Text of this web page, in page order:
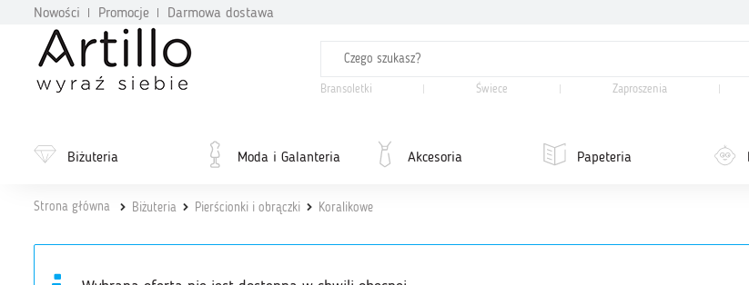
Nowości Promocje Darmowa dostawa
Bransoletki Świece Zaproszenia
Biżuteria Moda i Galanteria Akcesoria Papeteria
Strona główna Biżuteria Pierścionki i obrączki Koralikowe